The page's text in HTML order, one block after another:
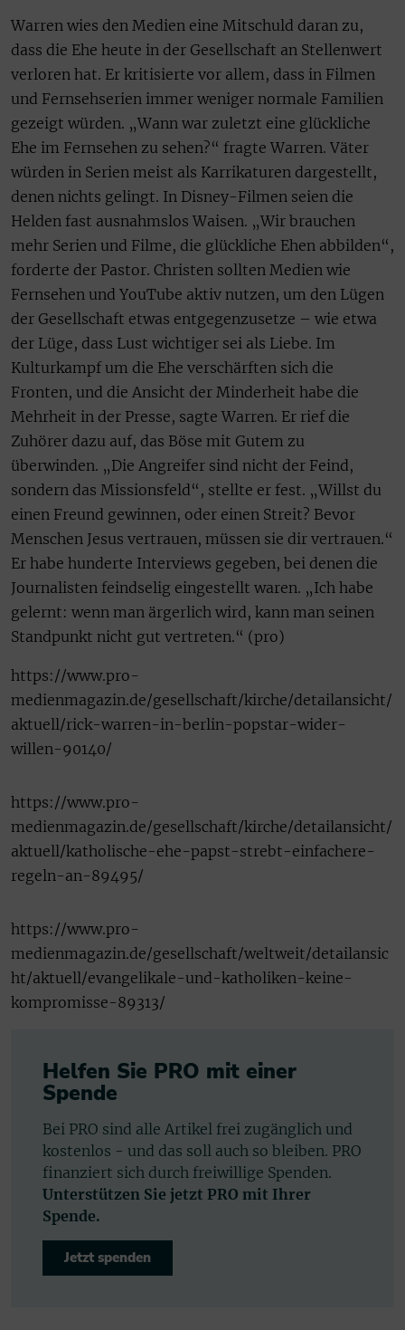
Warren wies den Medien eine Mitschuld daran zu,
dass die Ehe heute in der Gesellschaft an Stellenwert
verloren hat. Er kritisierte vor allem, dass in Filmen
und Fernsehserien immer weniger normale Familien
gezeigt würden. „Wann war zuletzt eine glückliche
Ehe im Fernsehen zu sehen?“ fragte Warren. Väter
würden in Serien meist als Karrikaturen dargestellt,
denen nichts gelingt. In Disney-Filmen seien die
Helden fast ausnahmslos Waisen. „Wir brauchen
mehr Serien und Filme, die glückliche Ehen abbilden“,
forderte der Pastor. Christen sollten Medien wie
Fernsehen und YouTube aktiv nutzen, um den Lügen
der Gesellschaft etwas entgegenzusetze – wie etwa
der Lüge, dass Lust wichtiger sei als Liebe. Im
Kulturkampf um die Ehe verschärften sich die
Fronten, und die Ansicht der Minderheit habe die
Mehrheit in der Presse, sagte Warren. Er rief die
Zuhörer dazu auf, das Böse mit Gutem zu
überwinden. „Die Angreifer sind nicht der Feind,
sondern das Missionsfeld“, stellte er fest. „Willst du
einen Freund gewinnen, oder einen Streit? Bevor
Menschen Jesus vertrauen, müssen sie dir vertrauen.“
Er habe hunderte Interviews gegeben, bei denen die
Journalisten feindselig eingestellt waren. „Ich habe
gelernt: wenn man ärgerlich wird, kann man seinen
Standpunkt nicht gut vertreten.“ (pro)
https://www.pro-
medienmagazin.de/gesellschaft/kirche/detailansicht/
aktuell/rick-warren-in-berlin-popstar-wider-
willen-90140/
https://www.pro-
medienmagazin.de/gesellschaft/kirche/detailansicht/
aktuell/katholische-ehe-papst-strebt-einfachere-
regeln-an-89495/
https://www.pro-
medienmagazin.de/gesellschaft/weltweit/detailansic
ht/aktuell/evangelikale-und-katholiken-keine-
kompromisse-89313/
Helfen Sie PRO mit einer
Spende
Bei PRO sind alle Artikel frei zugänglich und
kostenlos - und das soll auch so bleiben. PRO
finanziert sich durch freiwillige Spenden.
Unterstützen Sie jetzt PRO mit Ihrer
Spende.
Jetzt spenden